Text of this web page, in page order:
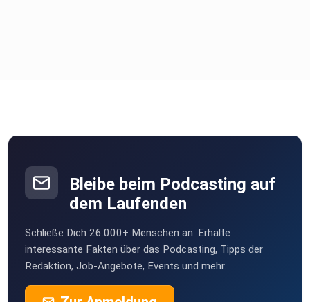
Zubereitung:
Bleibe beim Podcasting auf
dem Laufenden
Schließe Dich 26.000+ Menschen an. Erhalte
interessante Fakten über das Podcasting, Tipps der
Redaktion, Job-Angebote, Events und mehr.